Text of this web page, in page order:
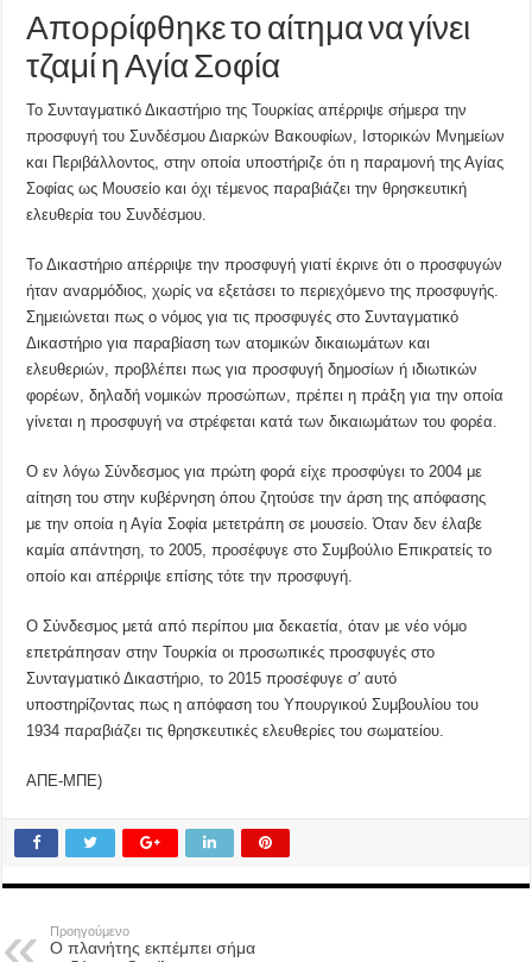
Απορρίφθηκε το αίτημα να γίνει
τζαμί η Αγία Σοφία
Το Συνταγματικό Δικαστήριο της Τουρκίας απέρριψε σήμερα την
προσφυγή του Συνδέσμου Διαρκών Βακουφίων, Ιστορικών Μνημείων
και Περιβάλλοντος, στην οποία υποστήριζε ότι η παραμονή της Αγίας
Σοφίας ως Μουσείο και όχι τέμενος παραβιάζει την θρησκευτική
ελευθερία του Συνδέσμου.
Το Δικαστήριο απέρριψε την προσφυγή γιατί έκρινε ότι ο προσφυγών
ήταν αναρμόδιος, χωρίς να εξετάσει το περιεχόμενο της προσφυγής.
Σημειώνεται πως ο νόμος για τις προσφυγές στο Συνταγματικό
Δικαστήριο για παραβίαση των ατομικών δικαιωμάτων και
ελευθεριών, προβλέπει πως για προσφυγή δημοσίων ή ιδιωτικών
φορέων, δηλαδή νομικών προσώπων, πρέπει η πράξη για την οποία
γίνεται η προσφυγή να στρέφεται κατά των δικαιωμάτων του φορέα.
Ο εν λόγω Σύνδεσμος για πρώτη φορά είχε προσφύγει το 2004 με
αίτηση του στην κυβέρνηση όπου ζητούσε την άρση της απόφασης
με την οποία η Αγία Σοφία μετετράπη σε μουσείο. Όταν δεν έλαβε
καμία απάντηση, το 2005, προσέφυγε στο Συμβούλιο Επικρατείς το
οποίο και απέρριψε επίσης τότε την προσφυγή.
Ο Σύνδεσμος μετά από περίπου μια δεκαετία, όταν με νέο νόμο
επετράπησαν στην Τουρκία οι προσωπικές προσφυγές στο
Συνταγματικό Δικαστήριο, το 2015 προσέφυγε σ′ αυτό
υποστηρίζοντας πως η απόφαση του Υπουργικού Συμβουλίου του
1934 παραβιάζει τις θρησκευτικές ελευθερίες του σωματείου.
ΑΠΕ-ΜΠΕ)
Προηγούμενο
Ο πλανήτης εκπέμπει σήμα